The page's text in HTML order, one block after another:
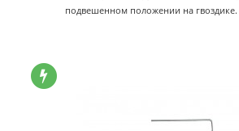
подвешенном положении на гвоздике.